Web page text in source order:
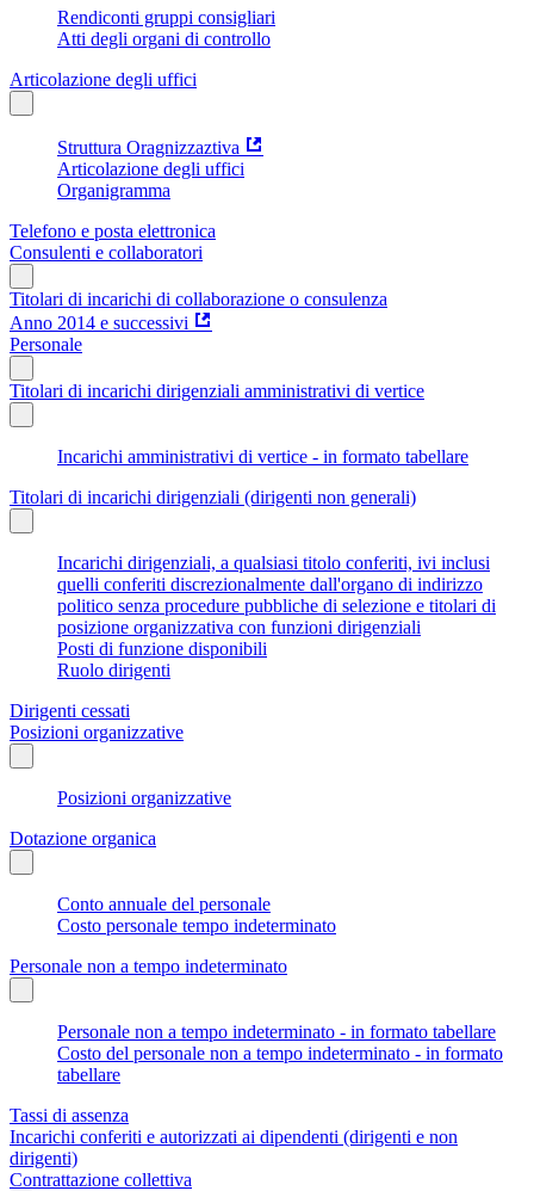
Rendiconti gruppi consigliari
Atti degli organi di controllo
Articolazione degli uffici
Struttura Oragnizzaztiva
Articolazione degli uffici
Organigramma
Telefono e posta elettronica
Consulenti e collaboratori
Titolari di incarichi di collaborazione o consulenza
Anno 2014 e successivi
Personale
Titolari di incarichi dirigenziali amministrativi di vertice
Incarichi amministrativi di vertice - in formato tabellare
Titolari di incarichi dirigenziali (dirigenti non generali)
Incarichi dirigenziali, a qualsiasi titolo conferiti, ivi inclusi
quelli conferiti discrezionalmente dall'organo di indirizzo
politico senza procedure pubbliche di selezione e titolari di
posizione organizzativa con funzioni dirigenziali
Posti di funzione disponibili
Ruolo dirigenti
Dirigenti cessati
Posizioni organizzative
Posizioni organizzative
Dotazione organica
Conto annuale del personale
Costo personale tempo indeterminato
Personale non a tempo indeterminato
Personale non a tempo indeterminato - in formato tabellare
Costo del personale non a tempo indeterminato - in formato
tabellare
Tassi di assenza
Incarichi conferiti e autorizzati ai dipendenti (dirigenti e non
dirigenti)
Contrattazione collettiva